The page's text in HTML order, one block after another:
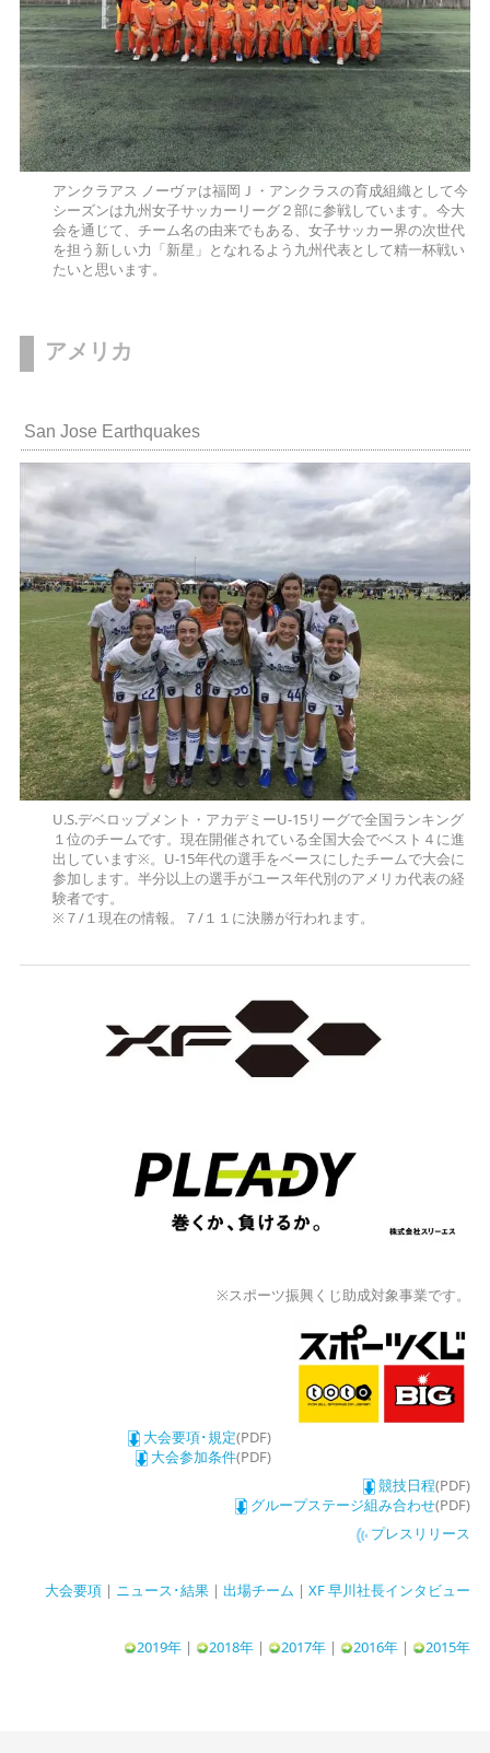
アンクラアス ノーヴァは福岡Ｊ・アンクラスの育成組織として今
シーズンは九州女子サッカーリーグ２部に参戦しています。今大
会を通じて、チーム名の由来でもある、女子サッカー界の次世代
を担う新しい力「新星」となれるよう九州代表として精一杯戦い
たいと思います。
アメリカ
San Jose Earthquakes
U.S.デベロップメント・アカデミーU-15リーグで全国ランキング
１位のチームです。現在開催されている全国大会でベスト４に進
出しています※。U-15年代の選手をベースにしたチームで大会に
参加します。半分以上の選手がユース年代別のアメリカ代表の経
験者です。
※７/１現在の情報。７/１１に決勝が行われます。
※スポーツ振興くじ助成対象事業です。
大会要項･規定(PDF)
大会参加条件(PDF)
競技日程(PDF)
グループステージ組み合わせ(PDF)
プレスリリース
大会要項| ニュース･結果| 出場チーム | XF 早川社長インタビュー
2019年| 2018年| 2017年| 2016年| 2015年